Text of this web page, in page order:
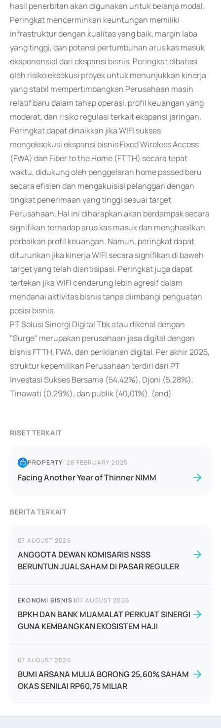
hasil penerbitan akan digunakan untuk belanja modal.
Peringkat mencerminkan keuntungan memiliki
infrastruktur dengan kualitas yang baik, margin laba
yang tinggi, dan potensi pertumbuhan arus kas masuk
eksponensial dari ekspansi bisnis. Peringkat dibatasi
oleh risiko eksekusi proyek untuk menunjukkan kinerja
yang stabil mempertimbangkan Perusahaan masih
relatif baru dalam tahap operasi, profil keuangan yang
moderat, dan risiko regulasi terkait ekspansi jaringan.
Peringkat dapat dinaikkan jika WIFI sukses
mengeksekusi ekspansi bisnis Fixed Wireless Access
(FWA) dan Fiber to the Home (FTTH) secara tepat
waktu, didukung oleh penggelaran home passed baru
secara efisien dan mengakuisisi pelanggan dengan
tingkat penerimaan yang tinggi sesuai target
Perusahaan. Hal ini diharapkan akan berdampak secara
signifikan terhadap arus kas masuk dan menghasilkan
perbaikan profil keuangan. Namun, peringkat dapat
diturunkan jika kinerja WIFI secara signifikan di bawah
target yang telah diantisipasi. Peringkat juga dapat
tertekan jika WIFI cenderung lebih agresif dalam
mendanai aktivitas bisnis tanpa diimbangi penguatan
posisi bisnis.
PT Solusi Sinergi Digital Tbk atau dikenal dengan
"Surge" merupakan perusahaan jasa digital dengan
bisnis FTTH, FWA, dan periklanan digital. Per akhir 2025,
struktur kepemilikan Perusahaan terdiri dari PT
Investasi Sukses Bersama (54,42%), Djoni (5,28%),
Tinawati (0,29%), dan publik (40,01%). (end)
RISET TERKAIT
PROPERTY|28 FEBRUARY 2025
Facing Another Year of Thinner NIMM
BERITA TERKAIT
07 AUGUST 2026
ANGGOTA DEWAN KOMISARIS NSSS
BERUNTUN JUAL SAHAM DI PASAR REGULER
EKONOMI BISNIS |07 AUGUST 2026
BPKH DAN BANK MUAMALAT PERKUAT SINERGI
GUNA KEMBANGKAN EKOSISTEM HAJI
07 AUGUST 2026
BUMI ARSANA MULIA BORONG 25,60% SAHAM
OKAS SENILAI RP60,75 MILIAR